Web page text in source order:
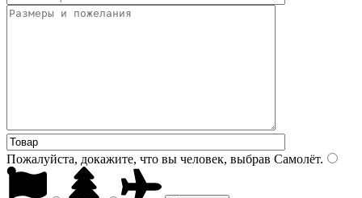
Пожалуйста, докажите, что вы человек, выбрав Самолёт.